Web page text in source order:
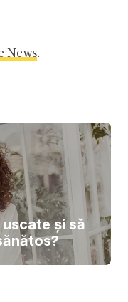
News.
și să